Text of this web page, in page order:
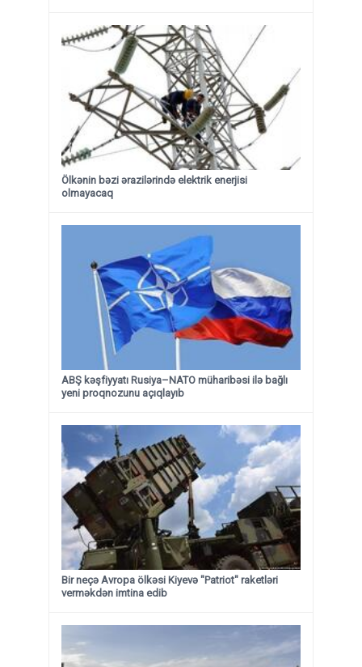
Ölkənin bəzi ərazilərində elektrik enerjisi
olmayacaq
ABŞ kəşfiyyatı Rusiya–NATO müharibəsi ilə bağlı
yeni proqnozunu açıqlayıb
Bir neçə Avropa ölkəsi Kiyevə "Patriot" raketləri
verməkdən imtina edib